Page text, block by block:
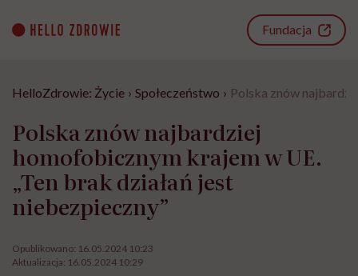
content
Fundacja
HelloZdrowie: Życie › Społeczeństwo › Polska znów
Polska znów najbardziej
homofobicznym krajem w UE.
„Ten brak działań jest
niebezpieczny”
Opublikowano: 16.05.2024 10:23
Aktualizacja: 16.05.2024 10:29